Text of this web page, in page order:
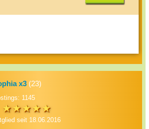
x3 (23)
1145
seit 18.06.2016